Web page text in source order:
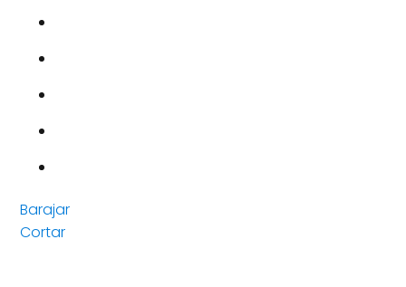
Barajar
Cortar